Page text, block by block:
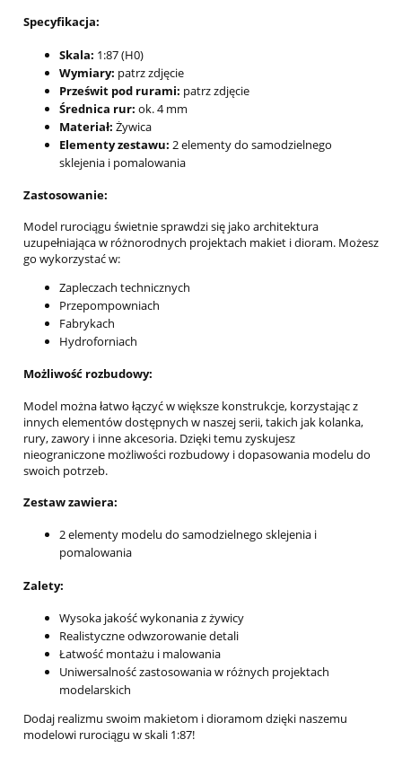
Specyfikacja:
Skala: 1:87 (H0)
Wymiary: patrz zdjęcie
Prześwit pod rurami: patrz zdjęcie
Średnica rur: ok. 4 mm
Materiał: Żywica
Elementy zestawu: 2 elementy do samodzielnego
sklejenia i pomalowania
Zastosowanie:
Model rurociągu świetnie sprawdzi się jako architektura
uzupełniająca w różnorodnych projektach makiet i dioram. Możesz
go wykorzystać w:
Zapleczach technicznych
Przepompowniach
Fabrykach
Hydroforniach
Możliwość rozbudowy:
Model można łatwo łączyć w większe konstrukcje, korzystając z
innych elementów dostępnych w naszej serii, takich jak kolanka,
rury, zawory i inne akcesoria. Dzięki temu zyskujesz
nieograniczone możliwości rozbudowy i dopasowania modelu do
swoich potrzeb.
Zestaw zawiera:
2 elementy modelu do samodzielnego sklejenia i
pomalowania
Zalety:
Wysoka jakość wykonania z żywicy
Realistyczne odwzorowanie detali
Łatwość montażu i malowania
Uniwersalność zastosowania w różnych projektach
modelarskich
Dodaj realizmu swoim makietom i dioramom dzięki naszemu
modelowi rurociągu w skali 1:87!